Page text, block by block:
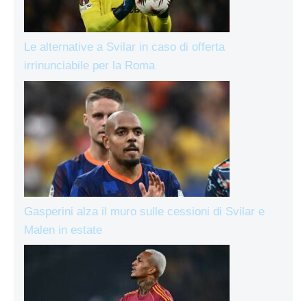
Le alternative a Svilar in caso di offerta
irrinunciabile per la Roma
Gasperini alza il muro sulle cessioni di Svilar e
Malen in estate